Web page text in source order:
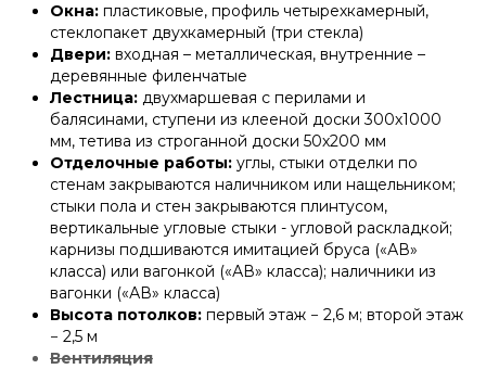
Окна: пластиковые, профиль четырехкамерный,
стеклопакет двухкамерный (три стекла)
Двери: входная – металлическая, внутренние –
деревянные филенчатые
Лестница: двухмаршевая с перилами и
балясинами, ступени из клееной доски 300х1000
мм, тетива из строганной доски 50х200 мм
Отделочные работы: углы, стыки отделки по
стенам закрываются наличником или нащельником;
стыки пола и стен закрываются плинтусом,
вертикальные угловые стыки - угловой раскладкой;
карнизы подшиваются имитацией бруса («АВ»
класса) или вагонкой («АВ» класса); наличники из
вагонки («АВ» класса)
Высота потолков: первый этаж − 2,6 м; второй этаж
− 2,5 м
Вентиляция